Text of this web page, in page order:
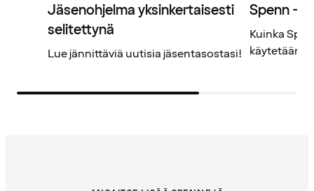
Jäsenohjelma yksinkertaisesti
selitettynä
Lue jännittäviä uutisia jäsentasostasi!
Spenn –
Kuinka
käytetään?